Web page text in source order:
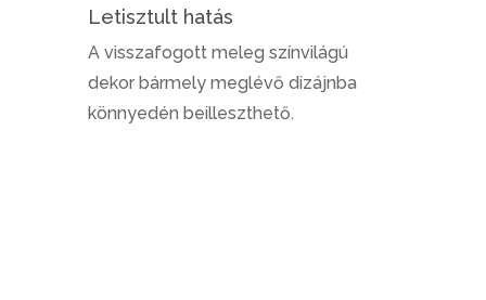
Letisztult hatás
A visszafogott meleg színvilágú
dekor bármely meglévő dizájnba
könnyedén beilleszthető.